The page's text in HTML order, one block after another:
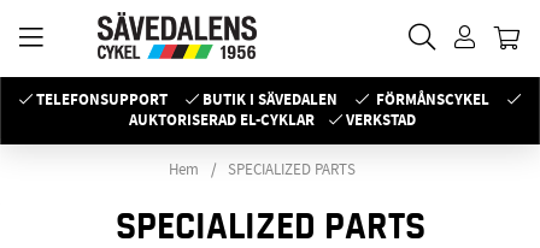
TELEFONSUPPORT BUTIK I SÄVEDALEN
FÖRMÅNSCYKEL
AUKTORISERAD EL-CYKLAR
VERKSTAD
Hem SPECIALIZED PARTS
SPECIALIZED PARTS